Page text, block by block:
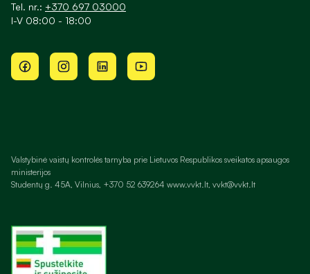
Tel. nr.: +370 697 03000
I-V 08:00 - 18:00
Valstybinė vaistų kontrolės tarnyba prie Lietuvos Respublikos sveikatos apsaugos
ministerijos
Studentų g. 45A, Vilnius, +370 52 639264 www.vvkt.lt, vvkt@vvkt.lt